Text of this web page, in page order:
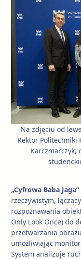
Na zdjęciu od
Rektor Politechniki
Karczmarczyk,
„Cyfrowa Baba Jaga”
rzeczywistym,
rozpoznawania
Only Look Once) do
przetwarzania
umożliwiając
System analizuje